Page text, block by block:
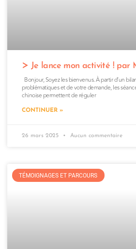
Je lance mon activité ! par
Bonjour, Soyez les bienvenus. À partir d’un
problématiques et de votre demande, les
chinoise permettent de réguler
CONTINUER »
26 mars 2025 Aucun commentaire
TÉMOIGNAGES ET PARCOURS